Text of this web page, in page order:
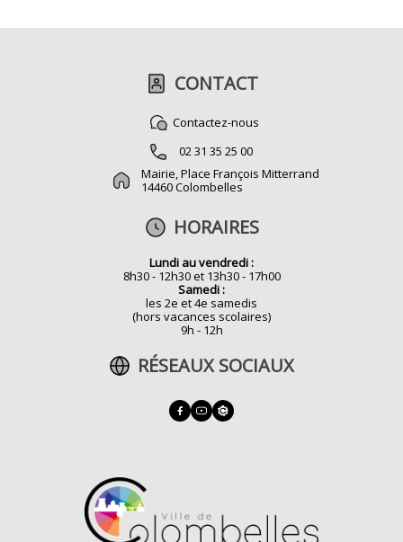
CONTACT
Contactez-nous
02 31 35 25 00
Mairie, Place François Mitterrand
14460 Colombelles
HORAIRES
Lundi au vendredi :
8h30 - 12h30 et 13h30 - 17h00
Samedi :
les 2e et 4e samedis
(hors vacances scolaires)
9h - 12h
RÉSEAUX SOCIAUX